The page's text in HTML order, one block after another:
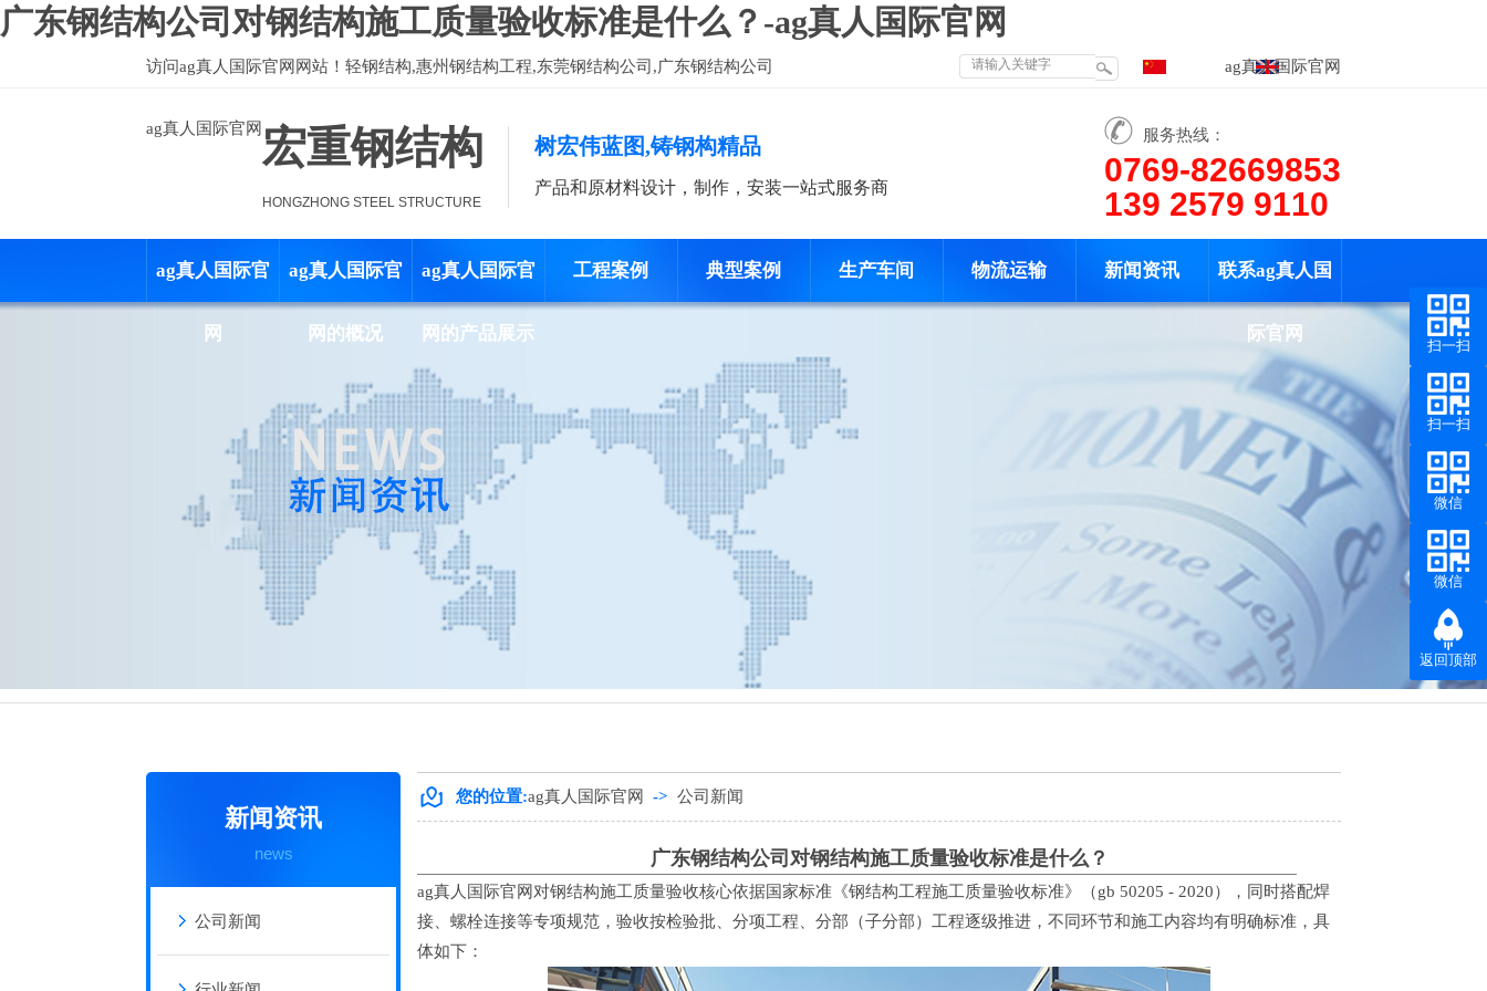
广东钢结构公司对钢结构施工质量验收标准是什么？-ag真人国际官网
访问ag真人国际官网 网站！轻钢结构,惠州钢结构工程,东莞钢结构公司,广东钢结构公司 ag真人国际官网
ag真人国际官网宏重钢结构
HONGZHONG STEEL STRUCTURE
树宏伟蓝图,铸钢构精品
产品和原材料设计，制作，安装一站式服务商
服务热线：
0769-82669853
139 2579 9110
ag真人国际官
网
ag真人国际官
网的概况
ag真人国际官
网的产品展示
工程案例 典型案例 生产车间 物流运输 新闻资讯 联系ag真人国
际官网
惠州钢结构 钢结构出口 钢结构材料
新闻资讯
news
公司新闻
您的位置:ag真人国际官网 -> 公司新闻
广东钢结构公司对钢结构施工质量验收标准是什么？
ag真人国际官网 对钢结构施工质量验收核心依据国家标准《钢结构工程施工质量验收标准》（gb 50205 - 2020），同时搭配焊
接、螺栓连接等专项规范，验收按检验批、分项工程、分部（子分部）工程逐级推进，不同环节和施工内容均有明确标准，具
体如下：
扫一扫
扫一扫
微信
微信
返回顶部